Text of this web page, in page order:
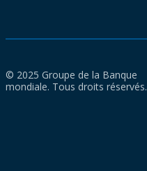
© 2025 Groupe de la Banque
mondiale. Tous droits réservés.